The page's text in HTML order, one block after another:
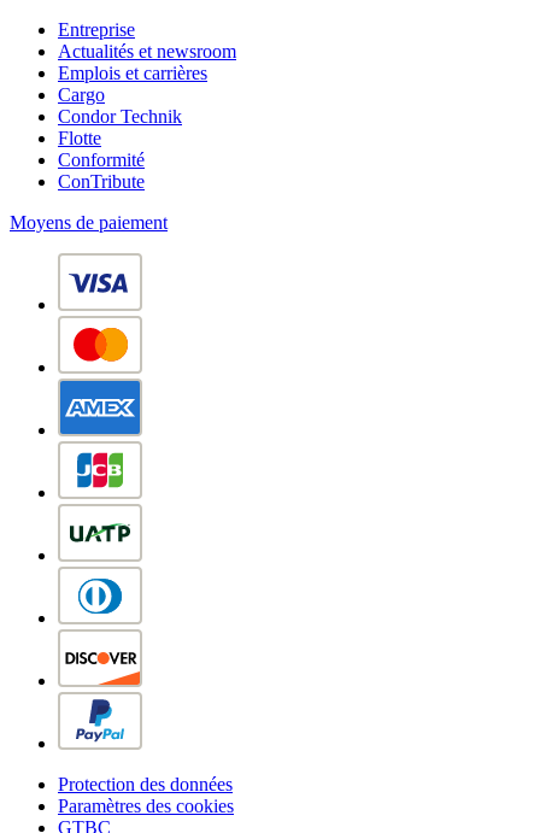
Entreprise
Actualités et newsroom
Emplois et carrières
Cargo
Condor Technik
Flotte
Conformité
ConTribute
Moyens de paiement
Protection des données
Paramètres des cookies
GTBC